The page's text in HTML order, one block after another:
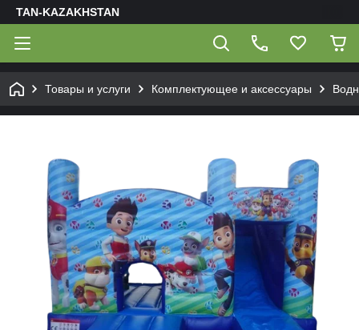
TAN-KAZAKHSTAN
Товары и услуги Комплектующее и аксессуары